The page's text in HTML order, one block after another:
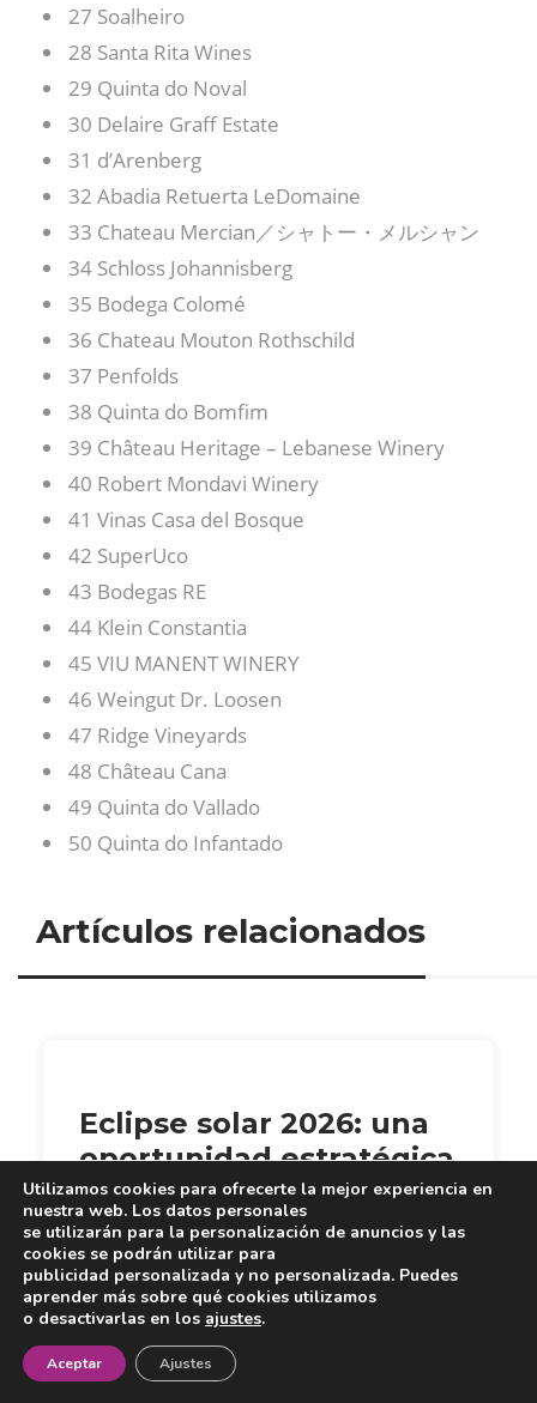
27 Soalheiro
28 Santa Rita Wines
29 Quinta do Noval
30 Delaire Graff Estate
31 d’Arenberg
32 Abadia Retuerta LeDomaine
33 Chateau Mercian／シャトー・メルシャン
34 Schloss Johannisberg
35 Bodega Colomé
36 Chateau Mouton Rothschild
37 Penfolds
38 Quinta do Bomfim
39 Château Heritage – Lebanese Winery
40 Robert Mondavi Winery
41 Vinas Casa del Bosque
42 SuperUco
43 Bodegas RE
44 Klein Constantia
45 VIU MANENT WINERY
46 Weingut Dr. Loosen
47 Ridge Vineyards
48 Château Cana
49 Quinta do Vallado
50 Quinta do Infantado
Artículos relacionados
Eclipse solar 2026: una
oportunidad estratégica
para el enoturismo en
España
¡Newsletter!
Utilizamos cookies para ofrecerte la mejor experiencia en
nuestra web. Los datos personales
se utilizarán para la personalización de anuncios y las
cookies se podrán utilizar para
publicidad personalizada y no personalizada. Puedes
aprender más sobre qué cookies utilizamos
o desactivarlas en los ajustes.
Aceptar Ajustes